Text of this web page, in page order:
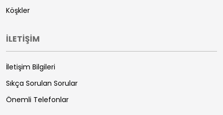
Köşkler
İLETİŞİM
İletişim Bilgileri
Sıkça Sorulan Sorular
Önemli Telefonlar